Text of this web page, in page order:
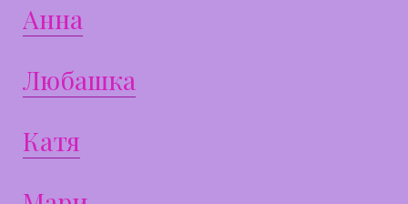
Анна
Любашка
Катя